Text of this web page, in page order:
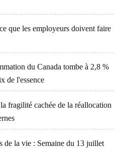
que les employeurs doivent faire
du Canada tombe à 2,8 %
de l'essence
fragilité cachée de la réallocation
de la vie : Semaine du 13 juillet